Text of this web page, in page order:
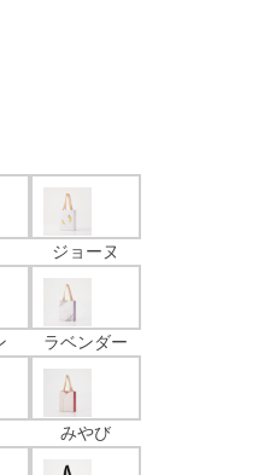
ジョーヌ
ラベンダー
みやび